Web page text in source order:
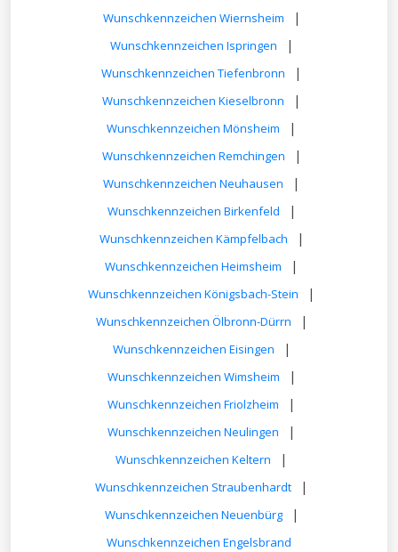
Wunschkennzeichen Wiernsheim |
Wunschkennzeichen Ispringen |
Wunschkennzeichen Tiefenbronn |
Wunschkennzeichen Kieselbronn |
Wunschkennzeichen Mönsheim |
Wunschkennzeichen Remchingen |
Wunschkennzeichen Neuhausen |
Wunschkennzeichen Birkenfeld |
Wunschkennzeichen Kämpfelbach |
Wunschkennzeichen Heimsheim |
Wunschkennzeichen Königsbach-Stein |
Wunschkennzeichen Ölbronn-Dürrn |
Wunschkennzeichen Eisingen |
Wunschkennzeichen Wimsheim |
Wunschkennzeichen Friolzheim |
Wunschkennzeichen Neulingen |
Wunschkennzeichen Keltern |
Wunschkennzeichen Straubenhardt |
Wunschkennzeichen Neuenbürg |
Wunschkennzeichen Engelsbrand